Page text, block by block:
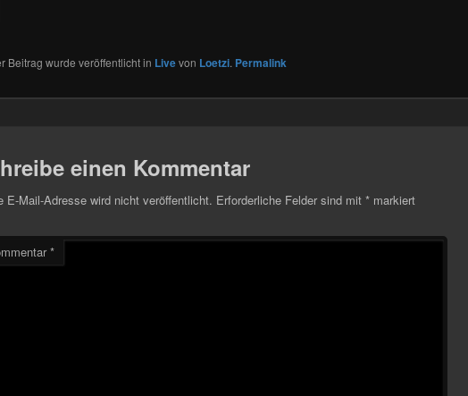
Beitrag wurde veröffentlicht in Livevon Loetzi. Permalink
einen Kommentar
E-Mail-Adresse wird nicht veröffentlicht. Erforderliche Felder sind mit * markiert
*